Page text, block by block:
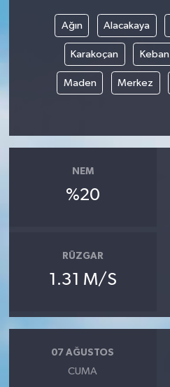
Ağın Alacakaya
Karakoçan Keban
Maden Merkez
NEM
%20
RÜZGAR
1.31 M/S
07 AĞUSTOS
CUMA